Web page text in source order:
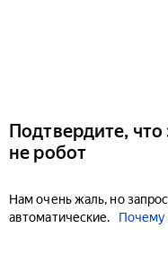
Подтвердите,
не робот
Нам очень жаль, но
автоматические.
Почему